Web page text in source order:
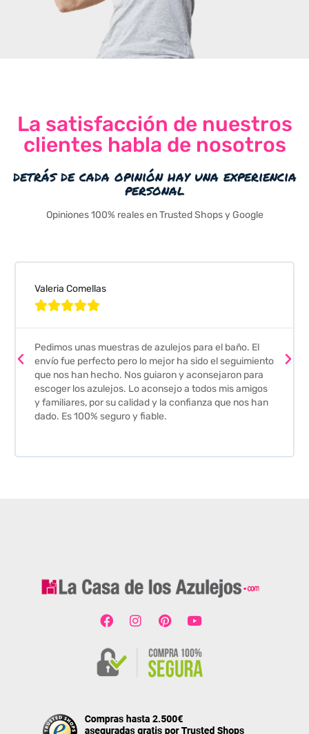
La satisfacción de nuestros
clientes habla de nosotros
detrás de cada opinión hay una experiencia
personal
Opiniones 100% reales en Trusted Shops y Google
Valeria Comellas

Pedimos unas muestras de azulejos para el baño. El
envío fue perfecto pero lo mejor ha sido el seguimiento
que nos han hecho. Nos guiaron y aconsejaron para
escoger los azulejos. Lo aconsejo a todos mis amigos
y familiares, por su calidad y la confianza que nos han
dado. Es 100% seguro y fiable.